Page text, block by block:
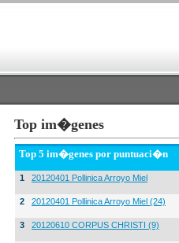
Top im�genes
Top 5 im�genes por puntuaci�n
1 20120401 Pollinica Arroyo Miel
2 20120401 Pollinica Arroyo Miel (24)
3 20120610 CORPUS CHRISTI (9)